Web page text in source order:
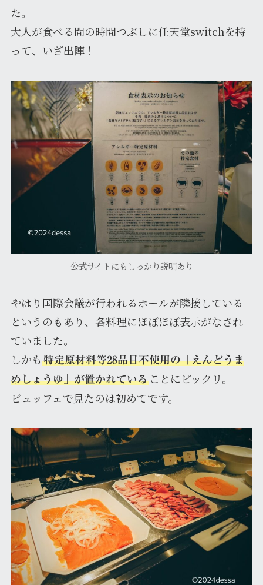
た。
大人が食べる間の時間つぶしに任天堂switchを持
って、いざ出陣！
公式サイトにもしっかり説明あり
やはり国際会議が行われるホールが隣接している
というのもあり、各料理にほぼほぼ表示がなされ
ていました。
しかも 特定原材料等28品目不使用の「えんどうま
めしょうゆ」が置かれていることにビックリ。
ビュッフェで見たのは初めてです。